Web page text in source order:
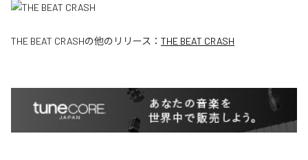
THE BEAT CRASHの他のリリース： THE BEAT CRASH